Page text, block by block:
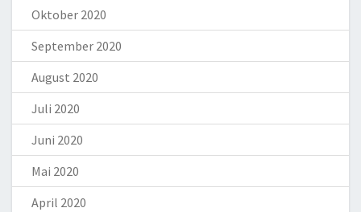
Oktober 2020
September 2020
August 2020
Juli 2020
Juni 2020
Mai 2020
April 2020